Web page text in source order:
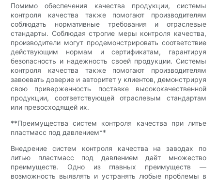
Помимо обеспечения качества продукции, системы
контроля качества также помогают производителям
соблюдать нормативные требования и отраслевые
стандарты. Соблюдая строгие меры контроля качества,
производители могут продемонстрировать соответствие
действующим нормам и сертификатам, гарантируя
безопасность и надежность своей продукции. Системы
контроля качества также помогают производителям
завоевать доверие и авторитет у клиентов, демонстрируя
свою приверженность поставке высококачественной
продукции, соответствующей отраслевым стандартам
или превосходящей их.
**Преимущества систем контроля качества при литье
пластмасс под давлением**
Внедрение систем контроля качества на заводах по
литью пластмасс под давлением даёт множество
преимуществ. Одно из главных преимуществ —
возможность выявлять и устранять любые проблемы в